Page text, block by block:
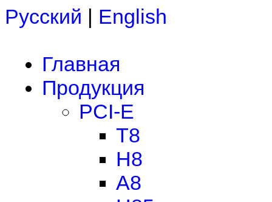
Русский | English
Главная
Продукция
PCI-E
T8
H8
A8